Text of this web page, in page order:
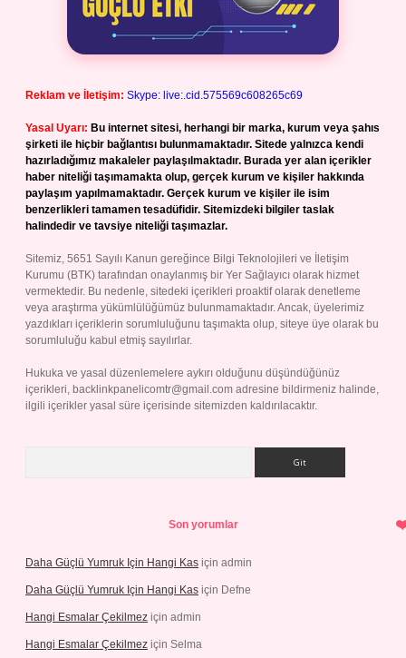
Reklam ve İletişim: Skype: live:.cid.575569c608265c69
Yasal Uyarı: Bu internet sitesi, herhangi bir marka, kurum veya şahıs
şirketi ile hiçbir bağlantısı bulunmamaktadır. Sitede yalnızca kendi
hazırladığımız makaleler paylaşılmaktadır. Burada yer alan içerikler
haber niteliği taşımamakta olup, gerçek kurum ve kişiler hakkında
paylaşım yapılmamaktadır. Gerçek kurum ve kişiler ile isim
benzerlikleri tamamen tesadüfidir. Sitemizdeki bilgiler taslak
halindedir ve tavsiye niteliği taşımazlar.
Sitemiz, 5651 Sayılı Kanun gereğince Bilgi Teknolojileri ve İletişim
Kurumu (BTK) tarafından onaylanmış bir Yer Sağlayıcı olarak hizmet
vermektedir. Bu nedenle, sitedeki içerikleri proaktif olarak denetleme
veya araştırma yükümlülüğümüz bulunmamaktadır. Ancak, üyelerimiz
yazdıkları içeriklerin sorumluluğunu taşımakta olup, siteye üye olarak bu
sorumluluğu kabul etmiş sayılırlar.
Hukuka ve yasal düzenlemelere aykırı olduğunu düşündüğünüz
içerikleri, backlinkpanelicomtr@gmail.com adresine bildirmeniz halinde,
ilgili içerikler yasal süre içerisinde sitemizden kaldırılacaktır.
Son yorumlar
Daha Güçlü Yumruk Için Hangi Kas için admin
Daha Güçlü Yumruk Için Hangi Kas için Defne
Hangi Esmalar Çekilmez için admin
Hangi Esmalar Çekilmez için Selma